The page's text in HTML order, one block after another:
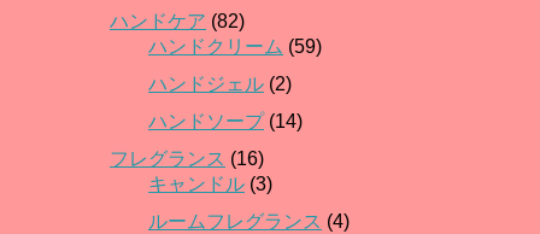
ハンドケア (82)
ハンドクリーム (59)
ハンドジェル (2)
ハンドソープ(14)
フレグランス (16)
キャンドル (3)
ルームフレグランス (4)